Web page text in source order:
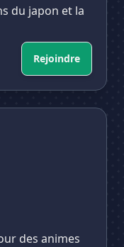
du japon et la
Rejoindre
des animes